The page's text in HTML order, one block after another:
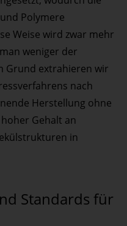
Polymere
Weise wird zwar mehr
weniger der
Grund extrahieren wir
nach
Herstellung ohne
Gehalt an
in
Standards für